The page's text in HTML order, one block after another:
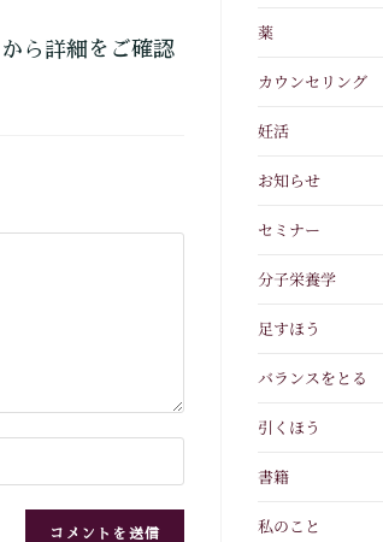
から詳細をご確認
薬
カウンセリング
妊活
お知らせ
セミナー
分子栄養学
足すほう
バランスをとる
引くほう
書籍
私のこと